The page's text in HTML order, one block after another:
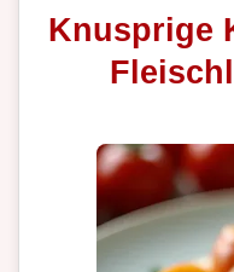
Knusprige